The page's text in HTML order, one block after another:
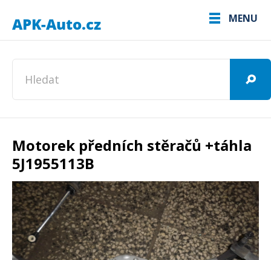
MENU
Motorek předních stěračů +táhla
5J1955113B